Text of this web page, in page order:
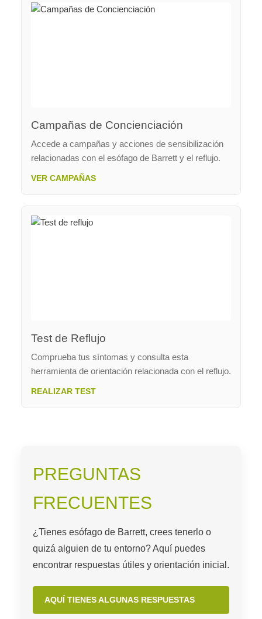
Campañas de Concienciación
Accede a campañas y acciones de sensibilización
relacionadas con el esófago de Barrett y el reflujo.
VER CAMPAÑAS
Test de Reflujo
Comprueba tus síntomas y consulta esta
herramienta de orientación relacionada con el reflujo.
REALIZAR TEST
PREGUNTAS
FRECUENTES
¿Tienes esófago de Barrett, crees tenerlo o
quizá alguien de tu entorno? Aquí puedes
encontrar respuestas útiles y orientación inicial.
AQUÍ TIENES ALGUNAS RESPUESTAS